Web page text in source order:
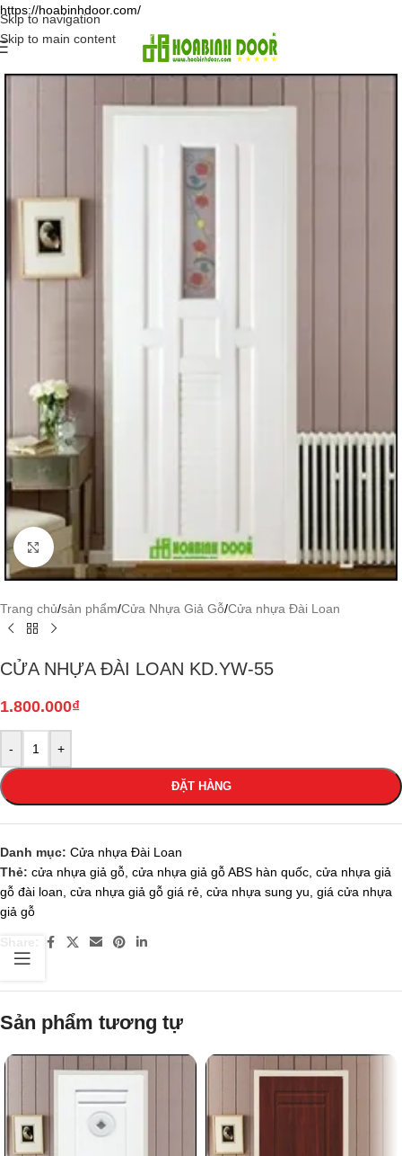
https://hoabinhdoor.com/
Skip to navigation
Skip to main content
Click to enlarge
Trang chủ/sản phẩm/Cửa Nhựa Giả Gỗ/Cửa nhựa Đài Loan
CỬA NHỰA ĐÀI LOAN KD.YW-55
1.800.000₫
- +
ĐẶT HÀNG
Danh mục: Cửa nhựa Đài Loan
Thẻ: cửa nhựa giả gỗ cửa nhựa giả gỗ ABS hàn quốc cửa nhựa giả
gỗ đài loan cửa nhựa giả gỗ giá rẻ cửa nhựa sung yu giá cửa nhựa
giả gỗ
Sản phẩm tương tự